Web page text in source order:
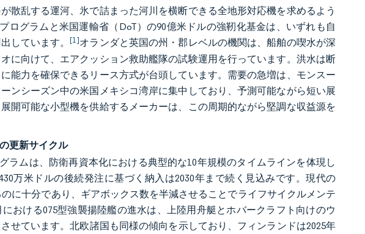
散乱する運河、氷で詰まった河川を横断できる全地形対応機を求めるよう
ログラムと米国運輸省（DoT）の90億米ドルの強靭化基金は、いずれも自
しています。[1]オランダと英国の州・郡レベルの機関は、船舶の喫水が深
に向けて、エアクッション救助艦隊の試験運用を行っています。洪水は断
能力を確保できるリース方式が台頭しています。需要の急増は、モンスー
ンシーズン中の米国メキシコ湾岸に集中しており、予測可能ながら短い展
開可能な小型機を供給するメーカーは、この周期的ながら堅調な収益源を
更新サイクル
ラムは、防衛再資本化における典型的な10年規模のタイムラインを体現し
万米ドルの後続発注に基づく納入は2030年まで続く見込みです。現代の
に十分であり、ギアボックス数を半減させることでライフサイクルメンテ
おける075型強襲揚陸艦の進水は、上陸用舟艇とホバークラフト向けのウ
せています。北欧諸国も同様の傾向を示しており、フィンランドは2025年